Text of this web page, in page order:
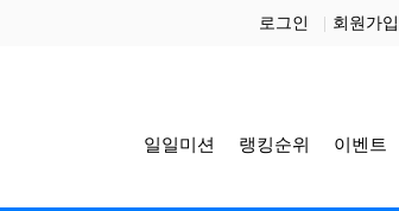
로그인 회원가입
일일미션 랭킹순위 이벤트